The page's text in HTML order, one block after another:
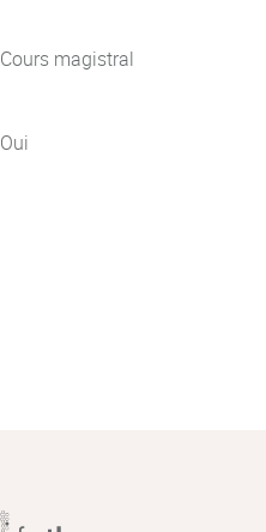
Cours magistral
Oui